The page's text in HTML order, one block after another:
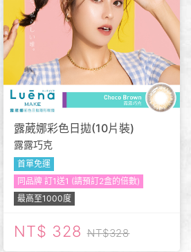
露葳娜彩色日拋(10片裝)
露露巧克
首單免運
同品牌 訂1送1 (請預訂2盒的倍數)
最高至1000度
328 328